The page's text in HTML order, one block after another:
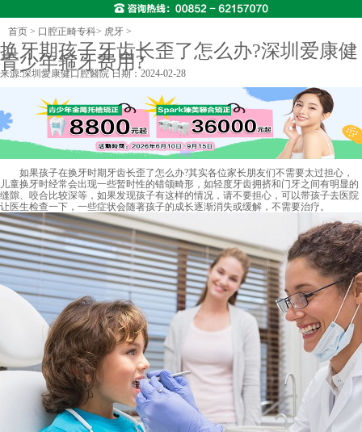
首页 > 口腔正畸专科> 虎牙 >
换牙期孩子牙齿长歪了怎么办?深圳爱康健
青少年箍牙费用?
来源:深圳愛康健口腔醫院日期：2024-02-28
如果孩子在换牙时期牙齿长歪了怎么办?其实各位家长朋友们不需要太过担心，
儿童换牙时经常会出现一些暂时性的错颌畸形，如轻度牙齿拥挤和门牙之间有明显的
缝隙、咬合比较深等，如果发现孩子有这样的情况，请不要担心，可以带孩子去医院
让医生检查一下，一些症状会随著孩子的成长逐渐消失或缓解，不需要治疗。